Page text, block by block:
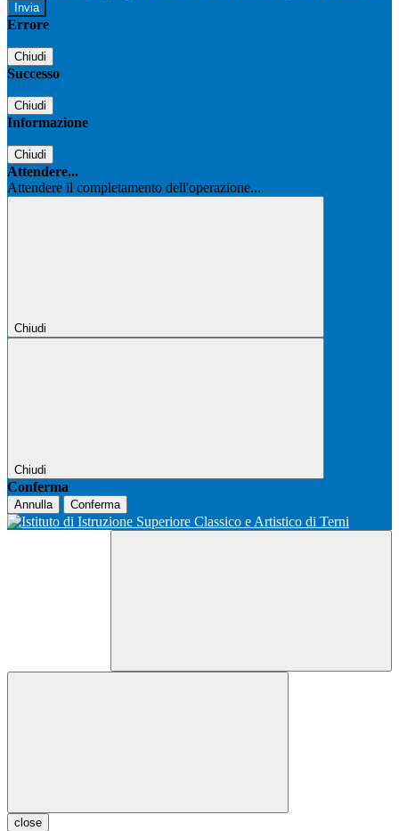
Errore
Chiudi
Successo
Chiudi
Informazione
Chiudi
Attendere...
Attendere il completamento dell'operazione...
Chiudi
Chiudi
Conferma
Annulla Conferma
close